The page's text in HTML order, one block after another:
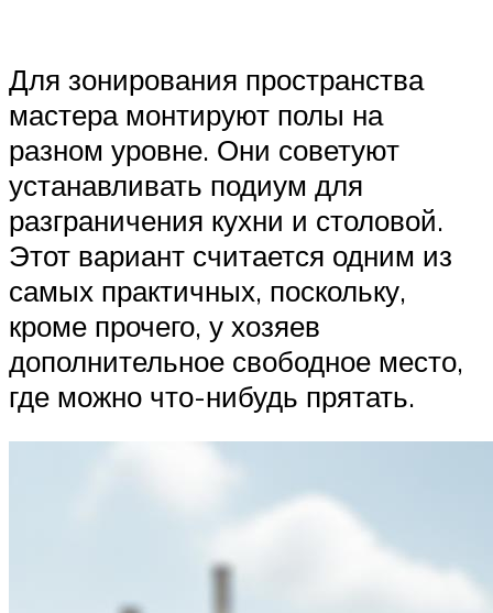
Для зонирования пространства
мастера монтируют полы на
разном уровне. Они советуют
устанавливать подиум для
разграничения кухни и столовой.
Этот вариант считается одним из
самых практичных, поскольку,
кроме прочего, у хозяев
дополнительное свободное место,
где можно что-нибудь прятать.